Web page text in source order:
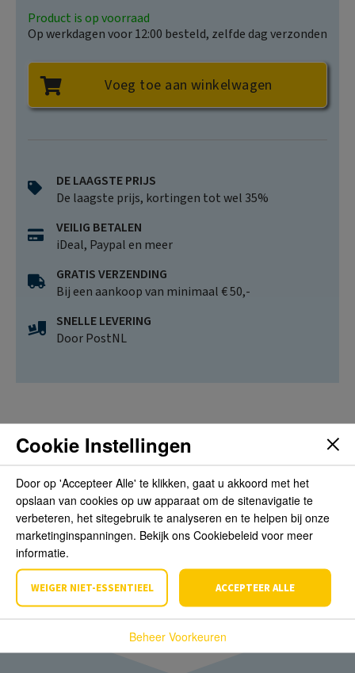
presentator van de populairste Britse politieke podcast,
The Rest is Politics.
Hoogst vermakelijk.
Yuval Noah Harari
modern standaardwerk, precies omdat het de politiek
onderzoekt als toneel van de menselijke toestand.
Product is op voorraad
Op werkdagen voor 12:00 besteld, zelfde dag verzonden
Voeg toe aan winkelwagen
DE LAAGSTE PRIJS
De laagste prijs, kortingen tot wel 35%
VEILIG BETALEN
iDeal, Paypal en meer
GRATIS VERZENDING
Bij een aankoop van minimaal € 50,-
SNELLE LEVERING
Door PostNL
Beoordelingen
Schrijf de eerste review over dit product
Schrijf een beoordeling
Cookie Instellingen
Door op 'Accepteer Alle' te klikken, gaat u akkoord met het
opslaan van cookies op uw apparaat om de sitenavigatie te
verbeteren, het sitegebruik te analyseren en te helpen bij onze
marketinginspanningen. Bekijk ons Cookiebeleid voor meer
informatie.
WEIGER NIET-ESSENTIEEL ACCEPTEER ALLE
Beheer Voorkeuren